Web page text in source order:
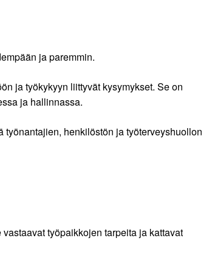
ja paremmin.
ja työkykyyn liittyvät kysymykset. Se on
ja hallinnassa.
henkilöstön ja työterveyshuollon
työpaikkojen tarpeita ja kattavat